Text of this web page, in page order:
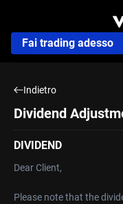
Fai trading adesso
Indietro
Dividend
DIVIDEND
Dear Client,
Please note that the